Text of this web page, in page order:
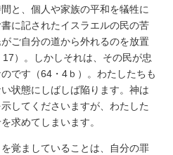
と、個人や家族の平和を犠牲に
に記されたイスラエルの民の苦
ご自分の道から外れるのを放置
）。しかしそれは、その民が忠
です（64・4ｂ）。わたしたちも
状態にしばしば陥ります。神は
してくださいますが、わたした
求めてしまいます。
覚ましていることは、自分の罪